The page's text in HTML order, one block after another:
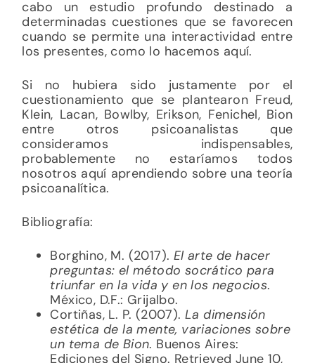
cabo un estudio profundo destinado a
determinadas cuestiones que se favorecen
cuando se permite una interactividad entre
los presentes, como lo hacemos aquí.
Si no hubiera sido justamente por el
cuestionamiento que se plantearon Freud,
Klein, Lacan, Bowlby, Erikson, Fenichel, Bion
entre otros psicoanalistas que
consideramos indispensables,
probablemente no estaríamos todos
nosotros aquí aprendiendo sobre una teoría
psicoanalítica.
Bibliografía:
Borghino, M. (2017). El arte de hacer
preguntas: el método socrático para
triunfar en la vida y en los negocios.
México, D.F.: Grijalbo.
Cortiñas, L. P. (2007). La dimensión
estética de la mente, variaciones sobre
un tema de Bion. Buenos Aires:
Ediciones del Signo. Retrieved June 10,